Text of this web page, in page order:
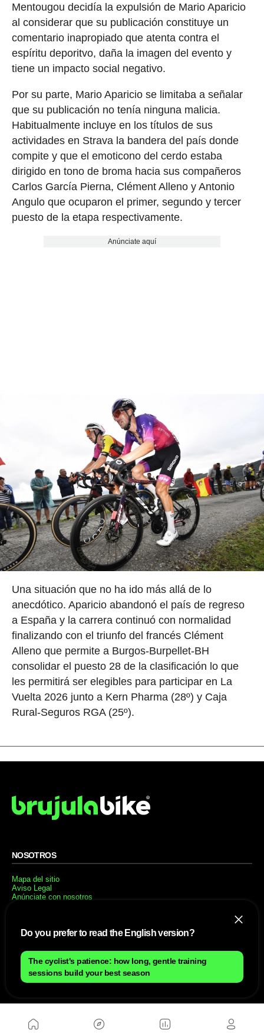
Mentougou decidía la expulsión de Mario Aparicio
al considerar que su publicación constituye un
comentario inapropiado que atenta contra el
espíritu deporitvo, daña la imagen del evento y
tiene un impacto social negativo.
Por su parte, Mario Aparicio se limitaba a señalar
que su publicación no tenía ninguna malicia.
Habitualmente incluye en los títulos de sus
actividades en Strava la bandera del país donde
compite y que el emoticono del cerdo estaba
dirigido en tono de broma hacia sus compañeros
Carlos García Pierna, Clément Alleno y Antonio
Angulo que ocuparon el primer, segundo y tercer
puesto de la etapa respectivamente.
Anúnciate aquí
Una situación que no ha ido más allá de lo
anecdótico. Aparicio abandonó el país de regreso
a España y la carrera continuó con normalidad
finalizando con el triunfo del francés Clément
Alleno que permite a Burgos-Burpellet-BH
consolidar el puesto 28 de la clasificación lo que
les permitirá ser elegibles para participar en La
Vuelta 2026 junto a Kern Pharma (28º) y Caja
Rural-Seguros RGA (25º).
NOSOTROS
Mapa del sitio
Aviso Legal
Anúnciate con nosotros
Trabaja con nosotros
WEBS AMIGAS
MusickMag
Do you prefer to read the English version?
The cyclist's patience: how long, gentle training
sessions build your best season